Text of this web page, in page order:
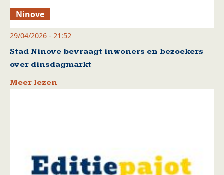
Ninove
29/04/2026 - 21:52
Stad Ninove bevraagt inwoners en bezoekers
over dinsdagmarkt
Meer lezen